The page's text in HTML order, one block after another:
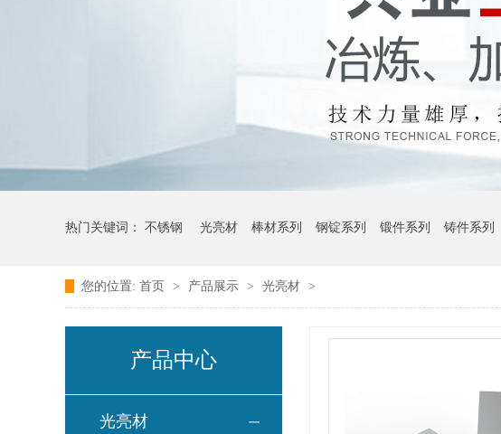
热门关键词： 不锈钢 光亮材 棒材系列 钢锭系列 锻件系列 铸件系列
您的位置: 首页 > 产品展示 > 光亮材 >
产品中心
光亮材